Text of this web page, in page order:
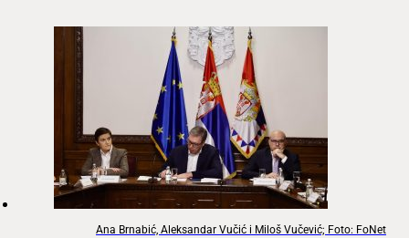
Ana Brnabić, Aleksandar Vučić i Miloš Vučević; Foto: FoNet